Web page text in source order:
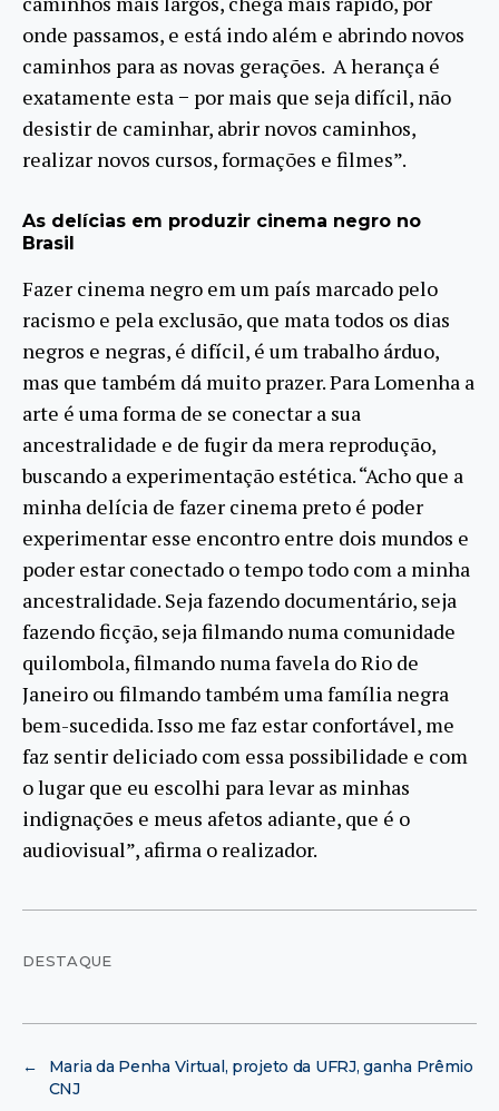
onde passamos, e está indo além e abrindo novos
caminhos para as novas gerações. A herança é
exatamente esta − por mais que seja difícil, não
desistir de caminhar, abrir novos caminhos,
realizar novos cursos, formações e filmes”.
As delícias em produzir cinema negro no
Brasil
Fazer cinema negro em um país marcado pelo
racismo e pela exclusão, que mata todos os dias
negros e negras, é difícil, é um trabalho árduo,
mas que também dá muito prazer. Para Lomenha a
arte é uma forma de se conectar a sua
ancestralidade e de fugir da mera reprodução,
buscando a experimentação estética. “Acho que a
minha delícia de fazer cinema preto é poder
experimentar esse encontro entre dois mundos e
poder estar conectado o tempo todo com a minha
ancestralidade. Seja fazendo documentário, seja
fazendo ficção, seja filmando numa comunidade
quilombola, filmando numa favela do Rio de
Janeiro ou filmando também uma família negra
bem-sucedida. Isso me faz estar confortável, me
faz sentir deliciado com essa possibilidade e com
o lugar que eu escolhi para levar as minhas
indignações e meus afetos adiante, que é o
audiovisual”, afirma o realizador.
DESTAQUE
←
Maria da Penha Virtual, projeto da UFRJ, ganha Prêmio
CNJ